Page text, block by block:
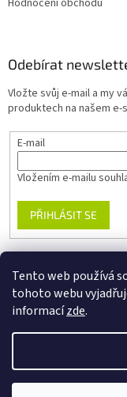
Tento web používá
tohoto webu
informacízde.
Vážení a milí zákazníci,
Hodnocení obchodu
Odebírat
Vložte svůj e-mail a my
produktech na našem e-
E-mail
Vložením e-mailu
PŘIHLÁSIT SE
www.planika.cz